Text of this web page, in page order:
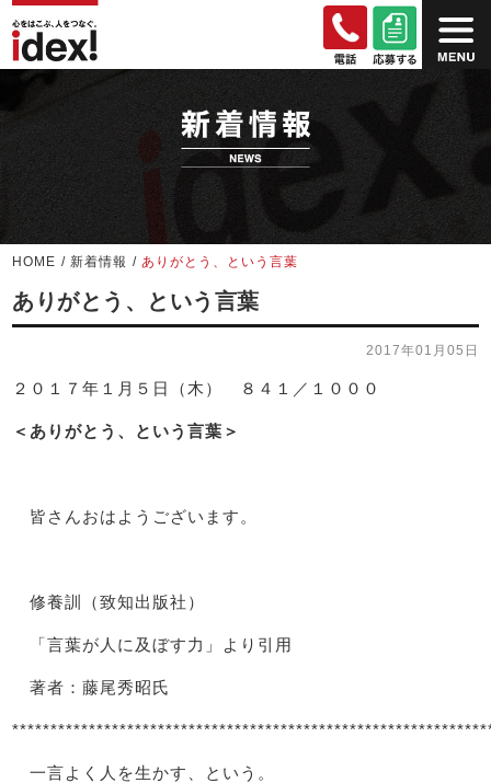
HOME /新着情報 /ありがとう、という言葉
ありがとう、という言葉
2017年01月05日
２０１７年１月５日（木） ８４１／１０００
＜ありがとう、という言葉＞
皆さんおはようございます。
修養訓（致知出版社）
「言葉が人に及ぼす力」より引用
著者：藤尾秀昭氏
一言よく人を生かす、という。